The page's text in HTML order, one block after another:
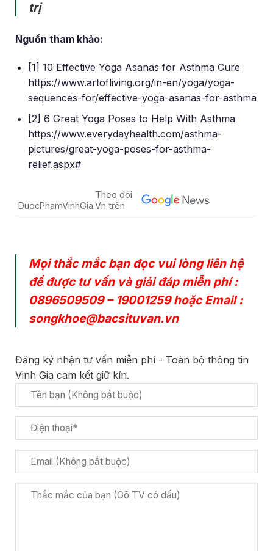
trị
Nguồn tham khảo:
[1] 10 Effective Yoga Asanas for Asthma Cure
https://www.artofliving.org/in-en/yoga/yoga-
sequences-for/effective-yoga-asanas-for-asthma
[2] 6 Great Yoga Poses to Help With Asthma
https://www.everydayhealth.com/asthma-
pictures/great-yoga-poses-for-asthma-
relief.aspx#
Theo dõi
DuocPhamVinhGia.Vn trên
Mọi thắc mắc bạn đọc vui lòng liên hệ
để được tư vấn và giải đáp miễn phí :
0896509509– 19001259hoặc Email :
songkhoe@bacsituvan.vn
Đăng ký nhận tư vấn miễn phí - Toàn bộ thông tin
Vinh Gia cam kết giữ kín.